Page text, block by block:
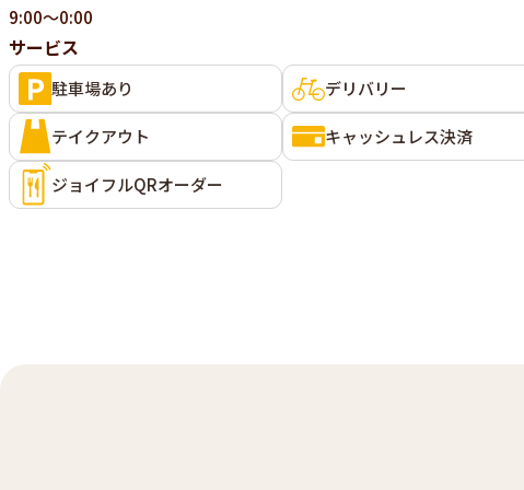
9:00～0:00
サービス
駐車場あり デリバリー
テイクアウト キャッシュレス決済
ジョイフルQRオーダー